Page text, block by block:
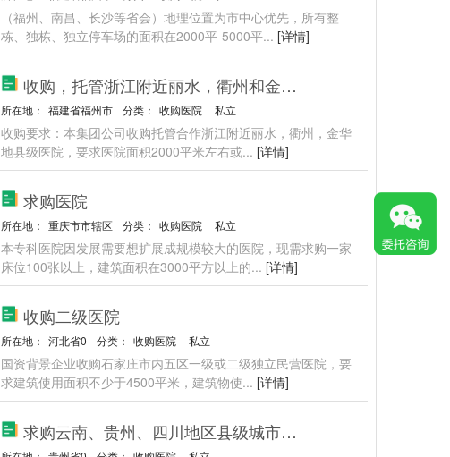
（福州、南昌、长沙等省会）地理位置为市中心优先，所有整
栋、独栋、独立停车场的面积在2000平-5000平... [详情]
收购，托管浙江附近丽水，衢州和金华周边医院
所在地： 福建省福州市 分类： 收购医院 私立
收购要求：本集团公司收购托管合作浙江附近丽水，衢州，金华
地县级医院，要求医院面积2000平米左右或... [详情]
求购医院
所在地： 重庆市市辖区 分类： 收购医院 私立
本专科医院因发展需要想扩展成规模较大的医院，现需求购一家
床位100张以上，建筑面积在3000平方以上的... [详情]
收购二级医院
所在地： 河北省0 分类： 收购医院 私立
国资背景企业收购石家庄市内五区一级或二级独立民营医院，要
求建筑使用面积不少于4500平米，建筑物使... [详情]
求购云南、贵州、四川地区县级城市一级医院